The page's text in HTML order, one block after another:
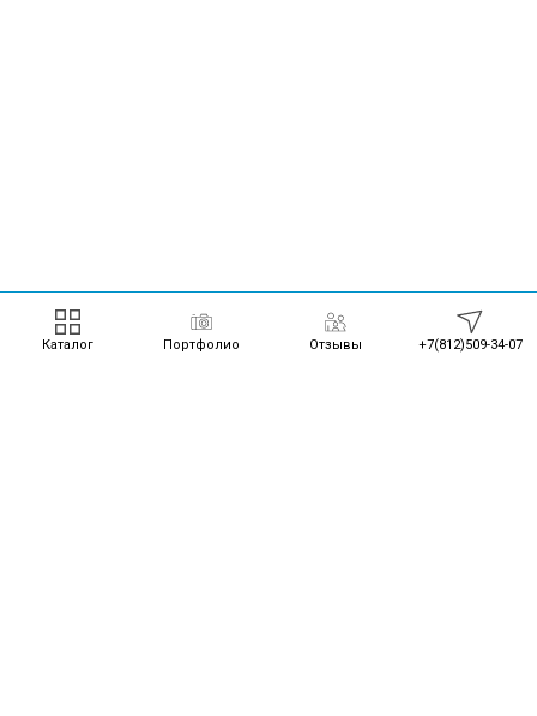
Каталог Портфолио Отзывы +7(812)509-34-07